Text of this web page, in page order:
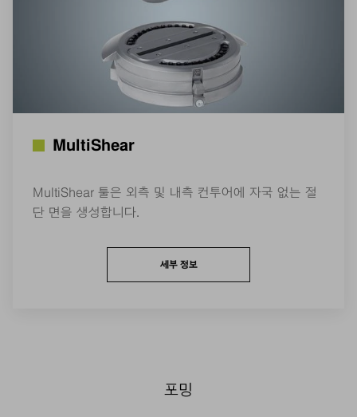
MultiShear
MultiShear 툴은 외측 및 내측 컨투어에 자국 없는 절
단 면을 생성합니다.
세부 정보
포밍